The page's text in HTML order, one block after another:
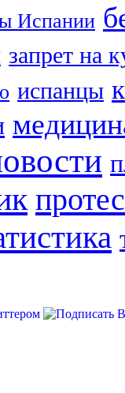
Испании
запрет на
испанцы